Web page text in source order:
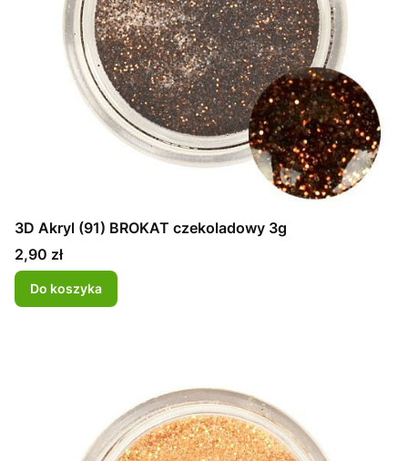
3D Akryl (91) BROKAT czekoladowy 3g
Cena
2,90 zł
Do koszyka